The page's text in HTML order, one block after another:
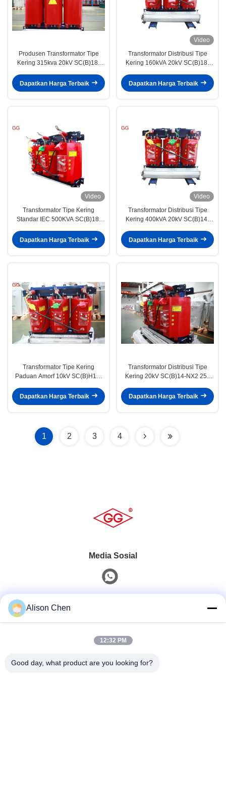
Produsen Transformator Tipe
Kering 315kva 20kV SC(B)18-
Dapatkan Harga Terbaik
Video
Transformator Distribusi Tipe
Kering 160kVA 20kV SC(B)18-
Dapatkan Harga Terbaik
Video
Transformator Tipe Kering
Standar IEC 500KVA SC(B)18-
Dapatkan Harga Terbaik
Video
Transformator Distribusi Tipe
Kering 400kVA 20kV SC(B)14-
Dapatkan Harga Terbaik
Transformator Tipe Kering
Paduan Amorf 10kV SC(B)H17-
Fasa
Dapatkan Harga Terbaik
Transformator Distribusi Tipe
Kering 20kV SC(B)14-NX2 250
Dapatkan Harga Terbaik
1 2 3 4
Media Sosial
0086-20-82505003
Alison Chen
12:32 PM
Good day, what product are you looking for?